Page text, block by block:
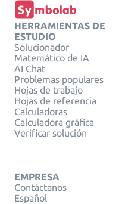
HERRAMIENTAS DE
ESTUDIO
Solucionador
Matemático de IA
AI Chat
Problemas populares
Hojas de trabajo
Hojas de referencia
Calculadoras
Calculadora gráfica
Verificar solución
EMPRESA
Contáctanos
Español